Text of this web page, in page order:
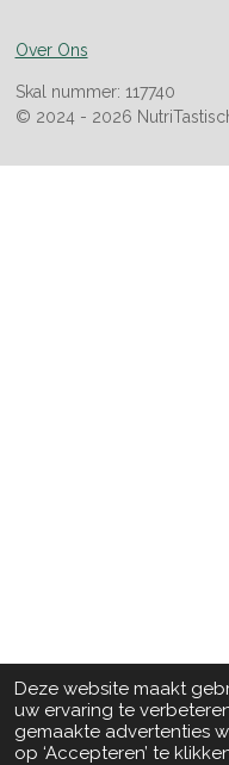
Deze website maakt
uw ervaring te
gemaakte advertenties
op ‘Accepteren’ te
Over Ons
Skal nummer: 117740
© 2024 - 2026